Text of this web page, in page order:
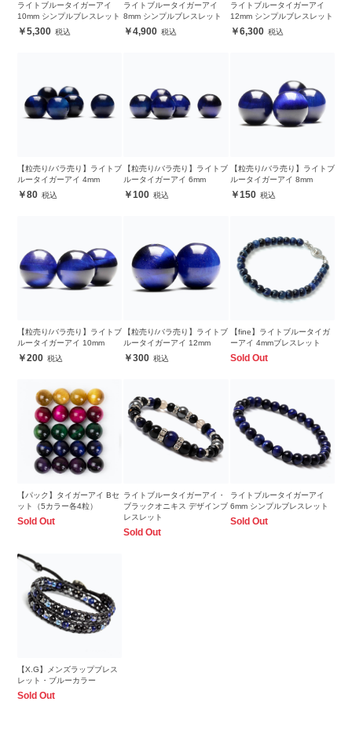
ライトブルータイガーアイ
10mm シンプルブレスレット
5,300
ライトブルータイガーアイ
8mm シンプルブレスレット
4,900
ライトブルータイガーアイ
12mm シンプルブレスレット
6,300
【粒売り/バラ売り】ライトブ
ルータイガーアイ 4mm
80
【粒売り/バラ売り】ライトブ
ルータイガーアイ 6mm
100
【粒売り/バラ売り】ライトブ
ルータイガーアイ 8mm
150
【粒売り/バラ売り】ライトブ
ルータイガーアイ 10mm
200
【粒売り/バラ売り】ライトブ
ルータイガーアイ 12mm
300
【fine】ライトブルータイガ
ーアイ 4mmブレスレット
Sold Out
【パック】タイガーアイ Bセ
ット（5カラー各4粒）
Sold Out
ライトブルータイガーアイ・
ブラックオニキス デザインブ
レスレット
Sold Out
ライトブルータイガーアイ
6mm シンプルブレスレット
Sold Out
【X.G】メンズラップブレス
レット・ブルーカラー
Sold Out